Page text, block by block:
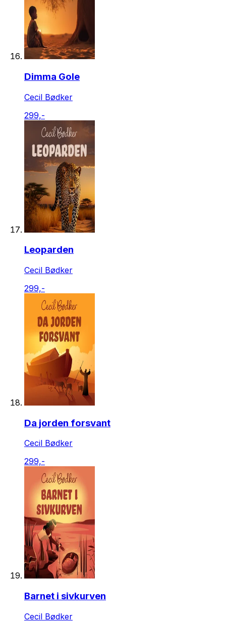
Dimma Gole
Cecil Bødker
299,-
Leoparden
Cecil Bødker
299,-
Da jorden forsvant
Cecil Bødker
299,-
Barnet i sivkurven
Cecil Bødker